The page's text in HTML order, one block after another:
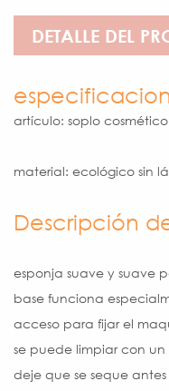
DETALLE DEL
artículo: soplo cosmético
material: ecológico sin
Descripción
esponja suave y suave
base funciona
acceso para fijar el
se puede limpiar con
deje que se seque